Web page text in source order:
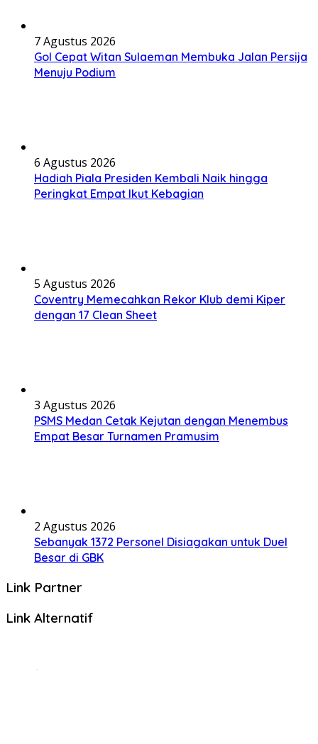
7 Agustus 2026
Gol Cepat Witan Sulaeman Membuka Jalan Persija
Menuju Podium
6 Agustus 2026
Hadiah Piala Presiden Kembali Naik hingga
Peringkat Empat Ikut Kebagian
5 Agustus 2026
Coventry Memecahkan Rekor Klub demi Kiper
dengan 17 Clean Sheet
3 Agustus 2026
PSMS Medan Cetak Kejutan dengan Menembus
Empat Besar Turnamen Pramusim
2 Agustus 2026
Sebanyak 1372 Personel Disiagakan untuk Duel
Besar di GBK
Link Partner
Link Alternatif